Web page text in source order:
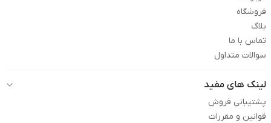
فروشگاه
بلاگ
تماس با ما
سوالات متداول
لینک های مفید
پشتیبانی فروش
قوانین و مقررات